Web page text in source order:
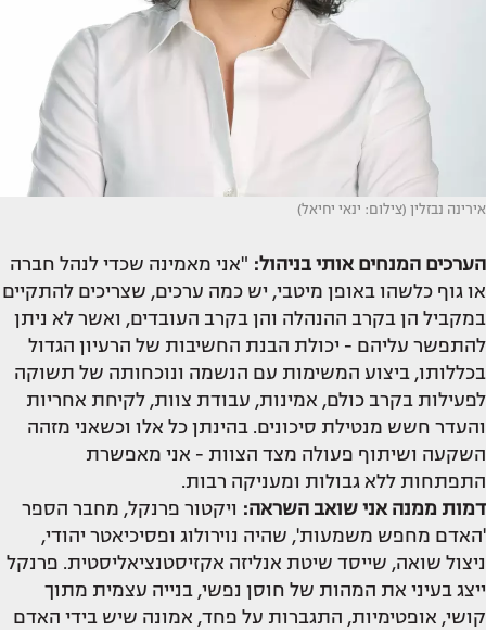
אירינה נבזלין (צילום: ינאי יחיאל)
הערכים המנחים אותי בניהול: "אני מאמינה שכדי לנהל חברה
או גוף כלשהו באופן מיטבי, יש כמה ערכים, שצריכים להתקיים
במקביל הן בקרב ההנהלה והן בקרב העובדים, ואשר לא ניתן
להתפשר עליהם - יכולת הבנת החשיבות של הרעיון הגדול
בכללותו, ביצוע המשימות עם הנשמה ונוכחותה של תשוקה
לפעילות בקרב כולם, אמינות, עבודת צוות, לקיחת אחריות
והעדר חשש מנטילת סיכונים. בהינתן כל אלו וכשאני מזהה
השקעה ושיתוף פעולה מצד הצוות - אני מאפשרת
התפתחות ללא גבולות ומעניקה רבות.
דמות ממנה אני שואב השראה: ויקטור פרנקל, מחבר הספר
'האדם מחפש משמעות', שהיה נוירולוג ופסיכיאטר יהודי,
ניצול שואה, שייסד שיטת אנליזה אקזיסטנציאליסטית. פרנקל
ייצג בעיני את המהות של חוסן נפשי, בנייה עצמית מתוך
קושי, אופטימיות, התגברות על פחד, אמונה שיש בידי האדם